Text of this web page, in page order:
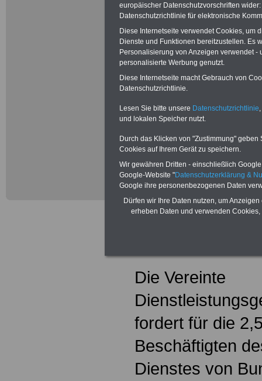
Tarifrunde
und
Die
fordertn
von 10,5
Die Vereinte
fordert für die
Beschäftigten
Dienstes von
europäischer Datenschutzvorschriften
Datenschutzrichtlinie für elektronische
Diese Internetseite verwendet Cookies, um
Dienste und Funktionen bereitzustellen. Es
Personalisierung von Anzeigen verwendet
personalisierte Werbung genutzt.
Diese Internetseite macht Gebrauch von
Datenschutzrichtlinie.
Lesen Sie bitte unsere Datenschutzrichtlinie
und lokalen Speicher nutzt.
Durch das Klicken von "Zustimmung"
Cookies auf Ihrem Gerät zu speichern.
Wir gewähren Dritten - einschließlich
Google-Website "Datenschutzerklärung &
Google ihre personenbezogenen Daten
Dürfen wir Ihre Daten nutzen, um
erheben Daten und verwenden